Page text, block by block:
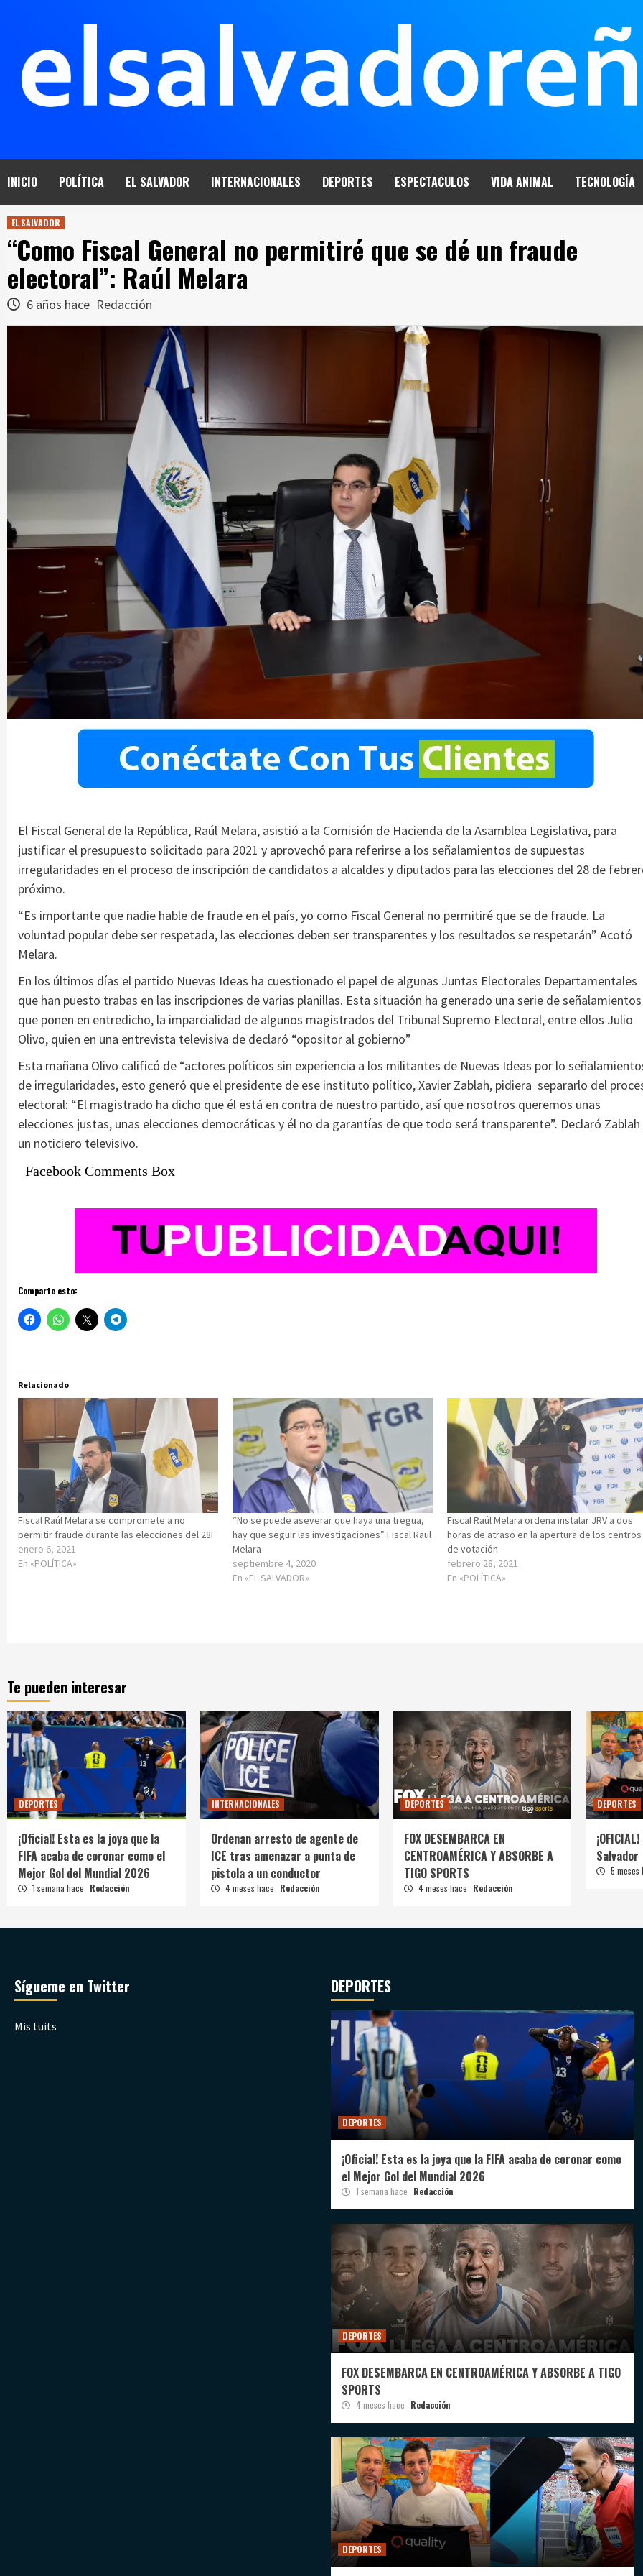
INICIO POLÍTICA EL SALVADOR INTERNACIONALES DEPORTES ESPECTACULOS VIDA ANIMAL TECNOLOGÍA
EL SALVADOR
“Como Fiscal General no permitiré que se dé un fraude
electoral”: Raúl Melara
6 años hace Redacción
El Fiscal General de la República, Raúl Melara, asistió a la Comisión de Hacienda de la Asamblea Legislativa, para
justificar el presupuesto solicitado para 2021 y aprovechó para referirse a los señalamientos de supuestas
irregularidades en el proceso de inscripción de candidatos a alcaldes y diputados para las elecciones del 28 de
próximo.
“Es importante que nadie hable de fraude en el país, yo como Fiscal General no permitiré que se de fraude. La
voluntad popular debe ser respetada, las elecciones deben ser transparentes y los resultados se respetarán” Acotó
Melara.
En los últimos días el partido Nuevas Ideas ha cuestionado el papel de algunas Juntas Electorales Departamentales
que han puesto trabas en las inscripciones de varias planillas. Esta situación ha generado una serie de señalamientos
que ponen en entredicho, la imparcialidad de algunos magistrados del Tribunal Supremo Electoral, entre ellos Julio
Olivo, quien en una entrevista televisiva de declaró “opositor al gobierno”
Esta mañana Olivo calificó de “actores políticos sin experiencia a los militantes de Nuevas Ideas por lo
de irregularidades, esto generó que el presidente de ese instituto político, Xavier Zablah, pidiera separarlo del
electoral: “El magistrado ha dicho que él está en contra de nuestro partido, así que nosotros queremos unas
elecciones justas, unas elecciones democráticas y él no da garantías de que todo será transparente”. Declaró Zablah
un noticiero televisivo.
Facebook Comments Box
Comparte esto:
Relacionado
Fiscal Raúl Melara se compromete a no
permitir fraude durante las elecciones del 28F
enero 6, 2021
En «POLÍTICA»
“No se puede aseverar que haya una tregua,
hay que seguir las investigaciones” Fiscal Raul
Melara
septiembre 4, 2020
En «EL SALVADOR»
Fiscal Raúl Melara ordena instalar JRV a dos
horas de atraso en la apertura de los centros
de votación
febrero 28, 2021
En «POLÍTICA»
Te pueden interesar
DEPORTES
¡Oficial! Esta es la joya que la
FIFA acaba de coronar como el
Mejor Gol del Mundial 2026
1 semana hace Redacción
INTERNACIONALES
Ordenan arresto de agente de
ICE tras amenazar a punta de
pistola a un conductor
4 meses hace Redacción
DEPORTES
FOX DESEMBARCA EN
CENTROAMÉRICA Y ABSORBE A
TIGO SPORTS
4 meses hace Redacción
DEPORTES
Salvador
5
Sígueme en Twitter
Mis tuits
DEPORTES
DEPORTES
¡Oficial! Esta es la joya que la FIFA acaba de coronar como
el Mejor Gol del Mundial 2026
1 semana hace Redacción
DEPORTES
FOX DESEMBARCA EN CENTROAMÉRICA Y ABSORBE A TIGO
SPORTS
4 meses hace Redacción
DEPORTES